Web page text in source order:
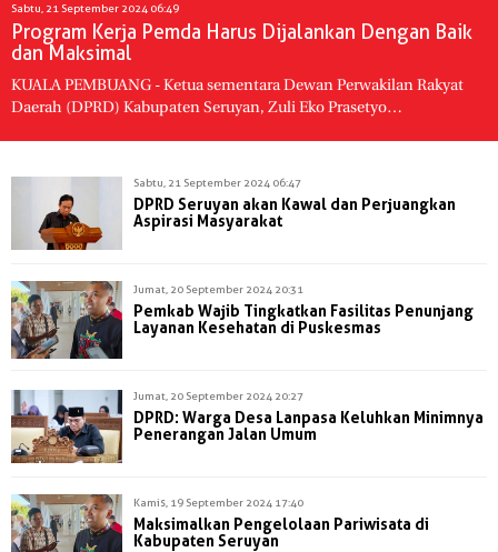
Sabtu, 21 September 2024 06:49
Program Kerja Pemda Harus Dijalankan Dengan Baik
dan Maksimal
KUALA PEMBUANG - Ketua sementara Dewan Perwakilan Rakyat
Daerah (DPRD) Kabupaten Seruyan, Zuli Eko Prasetyo…
Sabtu, 21 September 2024 06:47
DPRD Seruyan akan Kawal dan Perjuangkan
Aspirasi Masyarakat
Jumat, 20 September 2024 20:31
Pemkab Wajib Tingkatkan Fasilitas Penunjang
Layanan Kesehatan di Puskesmas
Jumat, 20 September 2024 20:27
DPRD: Warga Desa Lanpasa Keluhkan Minimnya
Penerangan Jalan Umum
Kamis, 19 September 2024 17:40
Maksimalkan Pengelolaan Pariwisata di
Kabupaten Seruyan